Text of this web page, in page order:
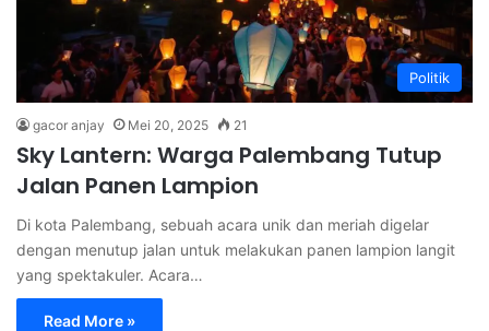
Politik
gacor anjay Mei 20, 2025 21
Sky Lantern: Warga Palembang Tutup
Jalan Panen Lampion
Di kota Palembang, sebuah acara unik dan meriah digelar
dengan menutup jalan untuk melakukan panen lampion langit
yang spektakuler. Acara…
Read More »